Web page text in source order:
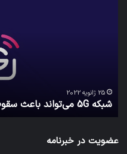
25 ژانویه 2022
شبکه 5G می‌تواند باعث سقوط هواپیما شود
عضویت در خبرنامه